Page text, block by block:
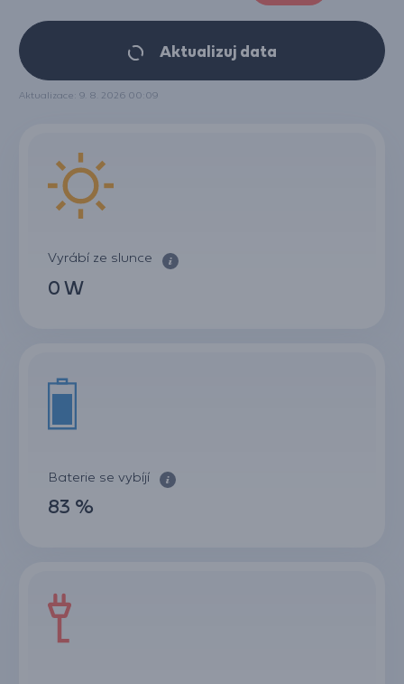
Aktualizuj data
Aktualizace: 9. 8. 2026 00:09
Vyrábí ze slunce
0 W
Baterie se vybíjí
83 %